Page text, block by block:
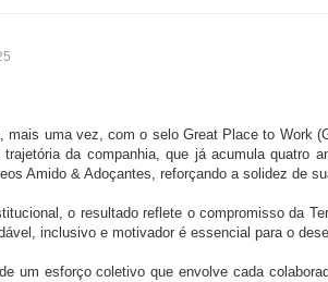
mais uma vez, com o selo Great Place to Work
da companhia, que já acumula
Amido & Adoçantes, reforçando a solidez de
o resultado reflete o compromisso da
inclusivo e motivador é essencial para o
um esforço coletivo que envolve cada